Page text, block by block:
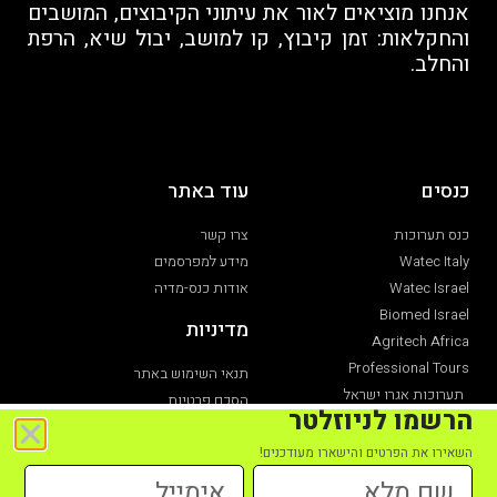
אנחנו מוציאים לאור את עיתוני הקיבוצים, המושבים
והחקלאות: זמן קיבוץ, קו למושב, יבול שיא, הרפת
והחלב.
כנסים
כנס תערוכות
Watec Italy
Watec Israel
Biomed Israel
Agritech Africa
Professional Tours
תערוכות אגרו ישראל
תערוכת חקלאות
עוד באתר
צרו קשר
מידע למפרסמים
אודות כנס-מדיה
מדיניות
תנאי השימוש באתר
הסכם פרטיות
הרשמו לניוזלטר
השאירו את הפרטים והישארו מעודכנים!